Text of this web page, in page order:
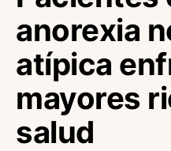
anorexia
atípica
mayores
salud